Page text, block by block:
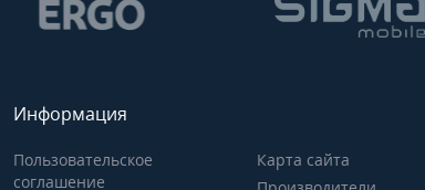
Информация
Пользовательское
соглашение
Карта сайта